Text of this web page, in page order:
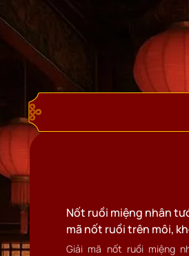
Nốt ruồi miệng nhân
mã nốt ruồi trên môi,
Giải mã nốt ruồi miệng